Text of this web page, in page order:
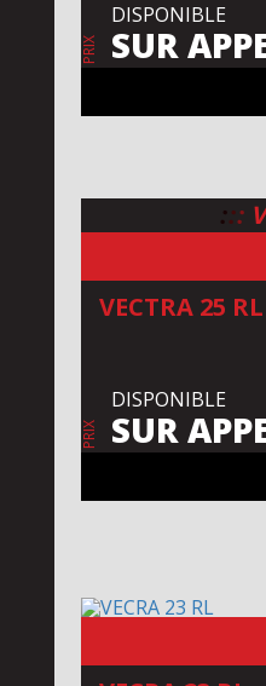
PRIX
DISPONIBLE
SUR
:::
VECTRA 25
PRIX
DISPONIBLE
SUR